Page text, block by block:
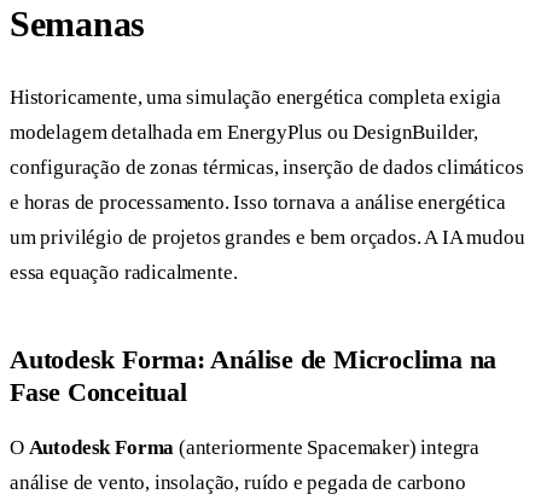
Semanas
Historicamente, uma simulação energética completa exigia
modelagem detalhada em EnergyPlus ou DesignBuilder,
configuração de zonas térmicas, inserção de dados climáticos
e horas de processamento. Isso tornava a análise energética
um privilégio de projetos grandes e bem orçados. A IA mudou
essa equação radicalmente.
Autodesk Forma: Análise de Microclima na
Fase Conceitual
O Autodesk Forma (anteriormente Spacemaker) integra
análise de vento, insolação, ruído e pegada de carbono